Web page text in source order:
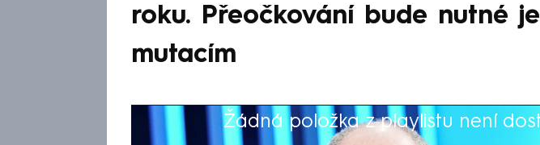
roku. Přeočkování bude nutné
mutacím
Žádná položka z playlistu není
Výběr redakce